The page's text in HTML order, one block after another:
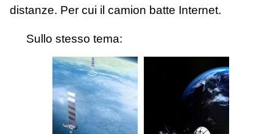
distanze. Per cui il camion batte Internet.
Sullo stesso tema: